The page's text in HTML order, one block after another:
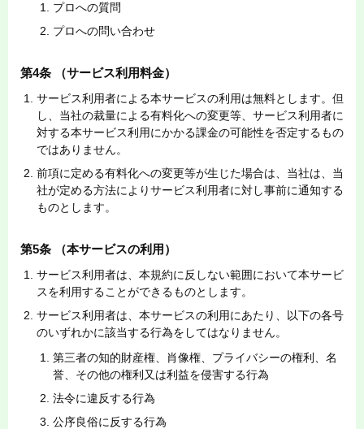
プロへの質問
プロへの問い合わせ
第4条 （サービス利用料金）
サービス利用者による本サービスの利用は無料とします。但
し、当社の裁量による有料化への変更等、サービス利用者に
対する本サービス利用にかかる課金の可能性を否定するもの
ではありません。
前項に定める有料化への変更等が生じた場合は、当社は、当
社が定める方法によりサービス利用者に対し事前に通知する
ものとします。
第5条 （本サービスの利用）
サービス利用者は、本規約に反しない範囲において本サービ
スを利用することができるものとします。
サービス利用者は、本サービスの利用にあたり、以下の各号
のいずれかに該当する行為をしてはなりません。
第三者の知的財産権、肖像権、プライバシーの権利、名
誉、その他の権利又は利益を侵害する行為
法令に違反する行為
公序良俗に反する行為